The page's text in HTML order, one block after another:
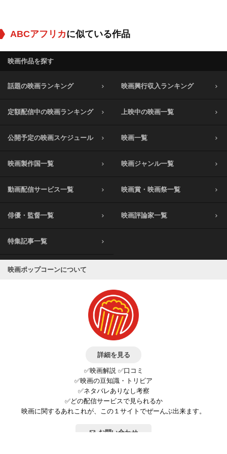
ABCアフリカに似ている作品
映画作品を探す
話題の映画ランキング 映画興行収入ランキング
定額配信中の映画ランキング 上映中の映画一覧
公開予定の映画スケジュール 映画一覧
映画製作国一覧 映画ジャンル一覧
動画配信サービス一覧 映画賞・映画祭一覧
俳優・監督一覧 映画評論家一覧
特集記事一覧
映画ポップコーンについて
詳細を見る
✅映画解説 ✅口コミ
✅映画の豆知識・トリビア
✅ネタバレありなし考察
✅どの配信サービスで見られるか
映画に関するあれこれが、この１サイトでぜーんぶ出来ます。
お問い合わせ